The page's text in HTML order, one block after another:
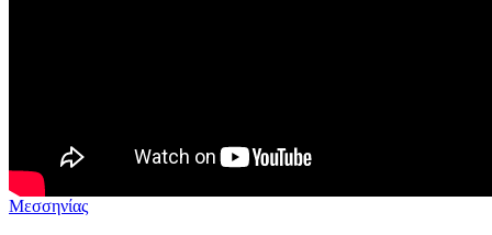
Μεσσηνίας